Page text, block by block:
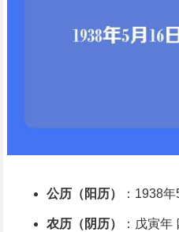
公历（阳历） ：1938
农历（阴历） ：戊寅年